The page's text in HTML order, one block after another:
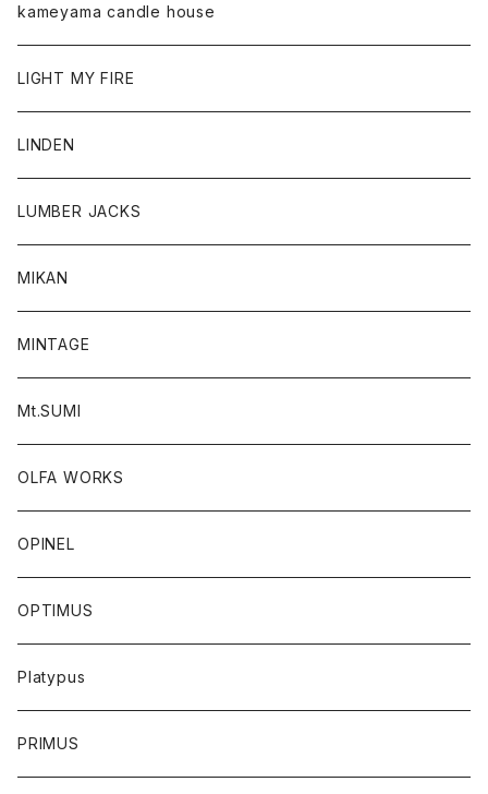
kameyama candle house
LIGHT MY FIRE
LINDEN
LUMBER JACKS
MIKAN
MINTAGE
Mt.SUMI
OLFA WORKS
OPINEL
OPTIMUS
Platypus
PRIMUS